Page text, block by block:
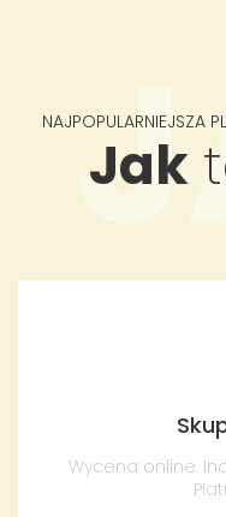
NAJPOPULARNIEJSZA
Jak
Wycena online.